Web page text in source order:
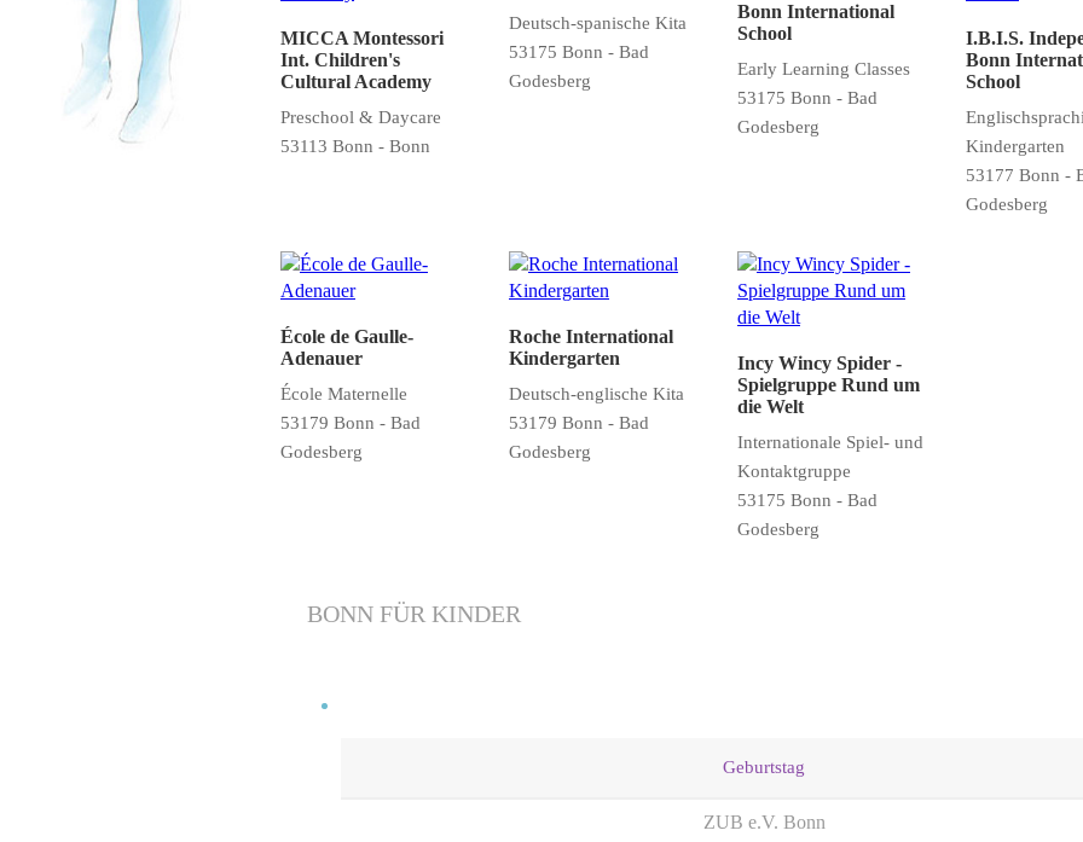
MICCA Montessori
Int. Children's
Cultural Academy
Preschool & Daycare
53113 Bonn - Bonn
Deutsch-spanische Kita
53175 Bonn - Bad
Godesberg
Bonn International
School
Early Learning Classes
53175 Bonn - Bad
Godesberg
I.B.I.S.
Bonn
School
Kindergarten
53177 Bonn -
Godesberg
École de Gaulle-
Adenauer
École Maternelle
53179 Bonn - Bad
Godesberg
Roche International
Kindergarten
Deutsch-englische Kita
53179 Bonn - Bad
Godesberg
Incy Wincy Spider -
Spielgruppe Rund um
die Welt
Internationale Spiel- und
Kontaktgruppe
53175 Bonn - Bad
Godesberg
BONN FÜR KINDER
Geburtstag
ZUB e.V. Bonn